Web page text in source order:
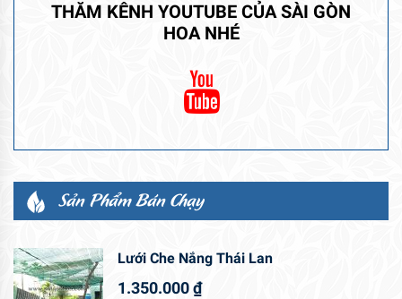
THĂM KÊNH YOUTUBE CỦA SÀI GÒN
HOA NHÉ
Sản Phẩm Bán Chạy
Lưới Che Nắng Thái Lan
1.350.000₫